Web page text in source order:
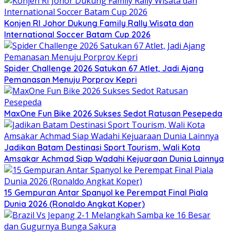
Konjen RI Johor Dukung Family Rally Wisata dan
International Soccer Batam Cup 2026
Spider Challenge 2026 Satukan 67 Atlet, Jadi Ajang
Pemanasan Menuju Porprov Kepri
MaxOne Fun Bike 2026 Sukses Sedot Ratusan Pesepeda
Jadikan Batam Destinasi Sport Tourism, Wali Kota
Amsakar Achmad Siap Wadahi Kejuaraan Dunia Lainnya
15 Gempuran Antar Spanyol ke Perempat Final Piala
Dunia 2026 (Ronaldo Angkat Koper)